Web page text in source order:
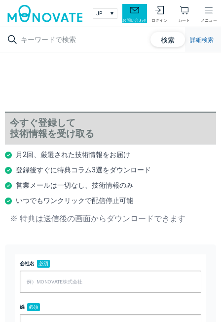
お問い合わせ ログイン カート メニュー
検索 詳細検索
今すぐ登録して
技術情報を受け取る
月2回、厳選された技術情報をお届け
登録後すぐに特典コラム3選をダウンロード
営業メールは一切なし、技術情報のみ
いつでもワンクリックで配信停止可能
※ 特典は送信後の画面からダウンロードできます
会社名 必須
姓 必須